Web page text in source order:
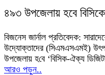
৪৯৩ উপজেলায় হবে
বিজনেস জার্নাল প্রতিবেদক:
উদ্যোক্তাদের (সিএমএসএমই)
উপজেলায় হ‌বে ‘বিসিক-ঐক্য
আরও পড়ুন..